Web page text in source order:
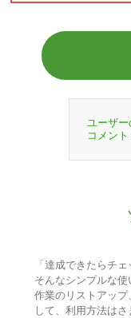
ユーザ
コメント
「達成できたらチェ
そんなシンプルな使
作業のリストアップ
して、利用方法はさ